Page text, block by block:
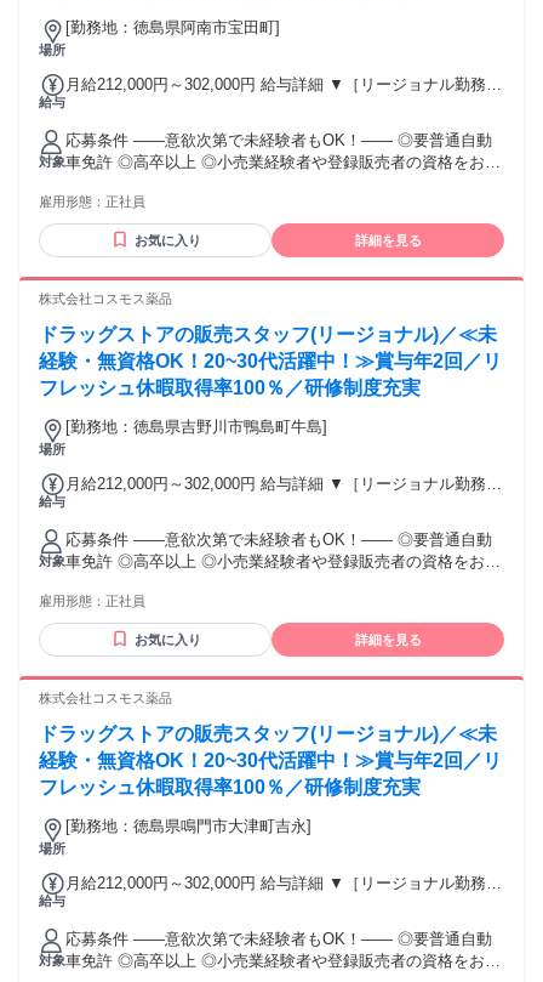
場所
[勤務地：徳島県阿南市宝田町]
給与
月給212,000円～302,000円 給与詳細 ▼［リージョナル勤務］
（残業時間 月2h程度） 247,000円～277,000円 【スキルアッ
プコース】早期キャリアアップを目指したい方向け 271,000円
～317,600円 （15ｈ分時間外手当含む。実際の残業時間11
ｈ） ※赴任住宅手当3万円込み（家賃6万円の物件入居の場
344,300円 （29ｈ分時間外手当含む。実際の残業時間16.5ｈ）
※赴任住宅手当3万円込み（家賃6万円の物件入居の場合）
【経験者B】小売業で店長・マネジメント職経験者(登録販売
者)) 309,300円～376,200円 （39ｈ分時間外手当含む。実際の
残業時間22ｈ） ※赴任住宅手当3万円込み（家賃6万円の物件
入居の場合） 勤務形態やエリアによって異なります。 詳細に
ついては【勤務地範囲と給与について】をご確認ください。
対象
応募条件 ――意欲次第で未経験者もOK！―― ◎要普通自動
車免許 ◎高卒以上 ◎小売業経験者や登録販売者の資格をお持
後、資格取得を目指すことも可能。研修や講習会もあり。 ※
同業界からの転職者が増えてきており、入社後活躍に繋がっ
ています。もちろん異業界からの応募や、第二新卒者も含め
雇用形態： 正社員
お気に入り 詳細を見る
株式会社コスモス薬品
ドラッグストアの販売スタッフ(リージョナル)／≪未
経験・無資格OK！20~30代活躍中！≫賞与年2回／リ
フレッシュ休暇取得率100％／研修制度充実
場所
[勤務地：徳島県吉野川市鴨島町牛島]
給与
月給212,000円～302,000円 給与詳細 ▼［リージョナル勤務］
（残業時間 月2h程度） 247,000円～277,000円 【スキルアッ
プコース】早期キャリアアップを目指したい方向け 271,000円
～317,600円 （15ｈ分時間外手当含む。実際の残業時間11
ｈ） ※赴任住宅手当3万円込み（家賃6万円の物件入居の場
344,300円 （29ｈ分時間外手当含む。実際の残業時間16.5ｈ）
※赴任住宅手当3万円込み（家賃6万円の物件入居の場合）
【経験者B】小売業で店長・マネジメント職経験者(登録販売
者)) 309,300円～376,200円 （39ｈ分時間外手当含む。実際の
残業時間22ｈ） ※赴任住宅手当3万円込み（家賃6万円の物件
入居の場合） 勤務形態やエリアによって異なります。 詳細に
ついては【勤務地範囲と給与について】をご確認ください。
対象
応募条件 ――意欲次第で未経験者もOK！―― ◎要普通自動
車免許 ◎高卒以上 ◎小売業経験者や登録販売者の資格をお持
後、資格取得を目指すことも可能。研修や講習会もあり。 ※
同業界からの転職者が増えてきており、入社後活躍に繋がっ
ています。もちろん異業界からの応募や、第二新卒者も含め
雇用形態： 正社員
お気に入り 詳細を見る
株式会社コスモス薬品
ドラッグストアの販売スタッフ(リージョナル)／≪未
経験・無資格OK！20~30代活躍中！≫賞与年2回／リ
フレッシュ休暇取得率100％／研修制度充実
場所
[勤務地：徳島県鳴門市大津町吉永]
給与
月給212,000円～302,000円 給与詳細 ▼［リージョナル勤務］
（残業時間 月2h程度） 247,000円～277,000円 【スキルアッ
プコース】早期キャリアアップを目指したい方向け 271,000円
～317,600円 （15ｈ分時間外手当含む。実際の残業時間11
対象
応募条件 ――意欲次第で未経験者もOK！―― ◎要普通自動
車免許 ◎高卒以上 ◎小売業経験者や登録販売者の資格をお持